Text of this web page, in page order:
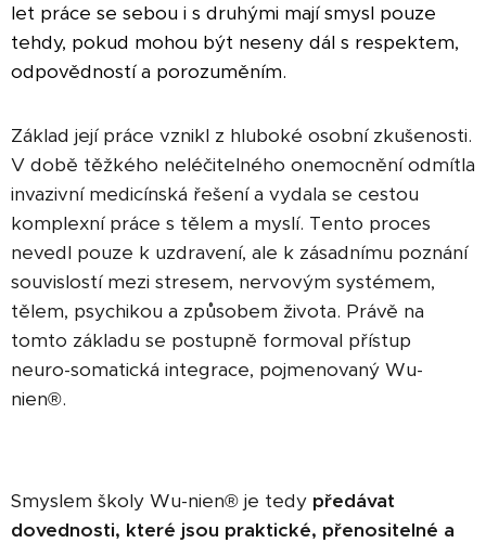
let práce se sebou i s druhými mají smysl pouze
tehdy, pokud mohou být neseny dál s respektem,
odpovědností a porozuměním.
Základ její práce vznikl z hluboké osobní zkušenosti.
V době těžkého neléčitelného onemocnění odmítla
invazivní medicínská řešení a vydala se cestou
komplexní práce s tělem a myslí. Tento proces
nevedl pouze k uzdravení, ale k zásadnímu poznání
souvislostí mezi stresem, nervovým systémem,
tělem, psychikou a způsobem života. Právě na
tomto základu se postupně formoval přístup
neuro-somatická integrace, pojmenovaný Wu-
nien®.
Smyslem školy Wu-nien® je tedy předávat
dovednosti, které jsou praktické, přenositelné a